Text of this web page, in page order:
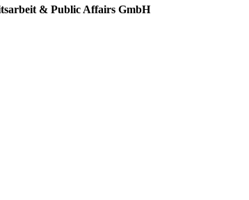
& Public Affairs GmbH